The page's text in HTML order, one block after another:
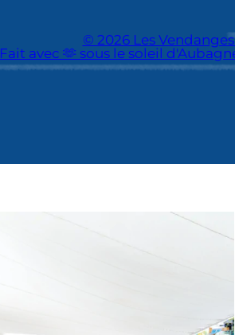
© 2026 Les
Fait avec 🫶 sous le soleil